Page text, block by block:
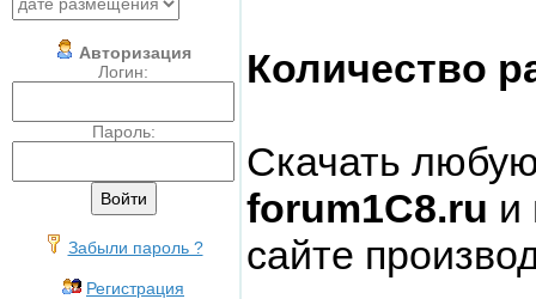
Авторизация
Логин:
Пароль:
Забыли пароль ?
Регистрация
Количество
Скачать
forum1C8.ru и
сайте